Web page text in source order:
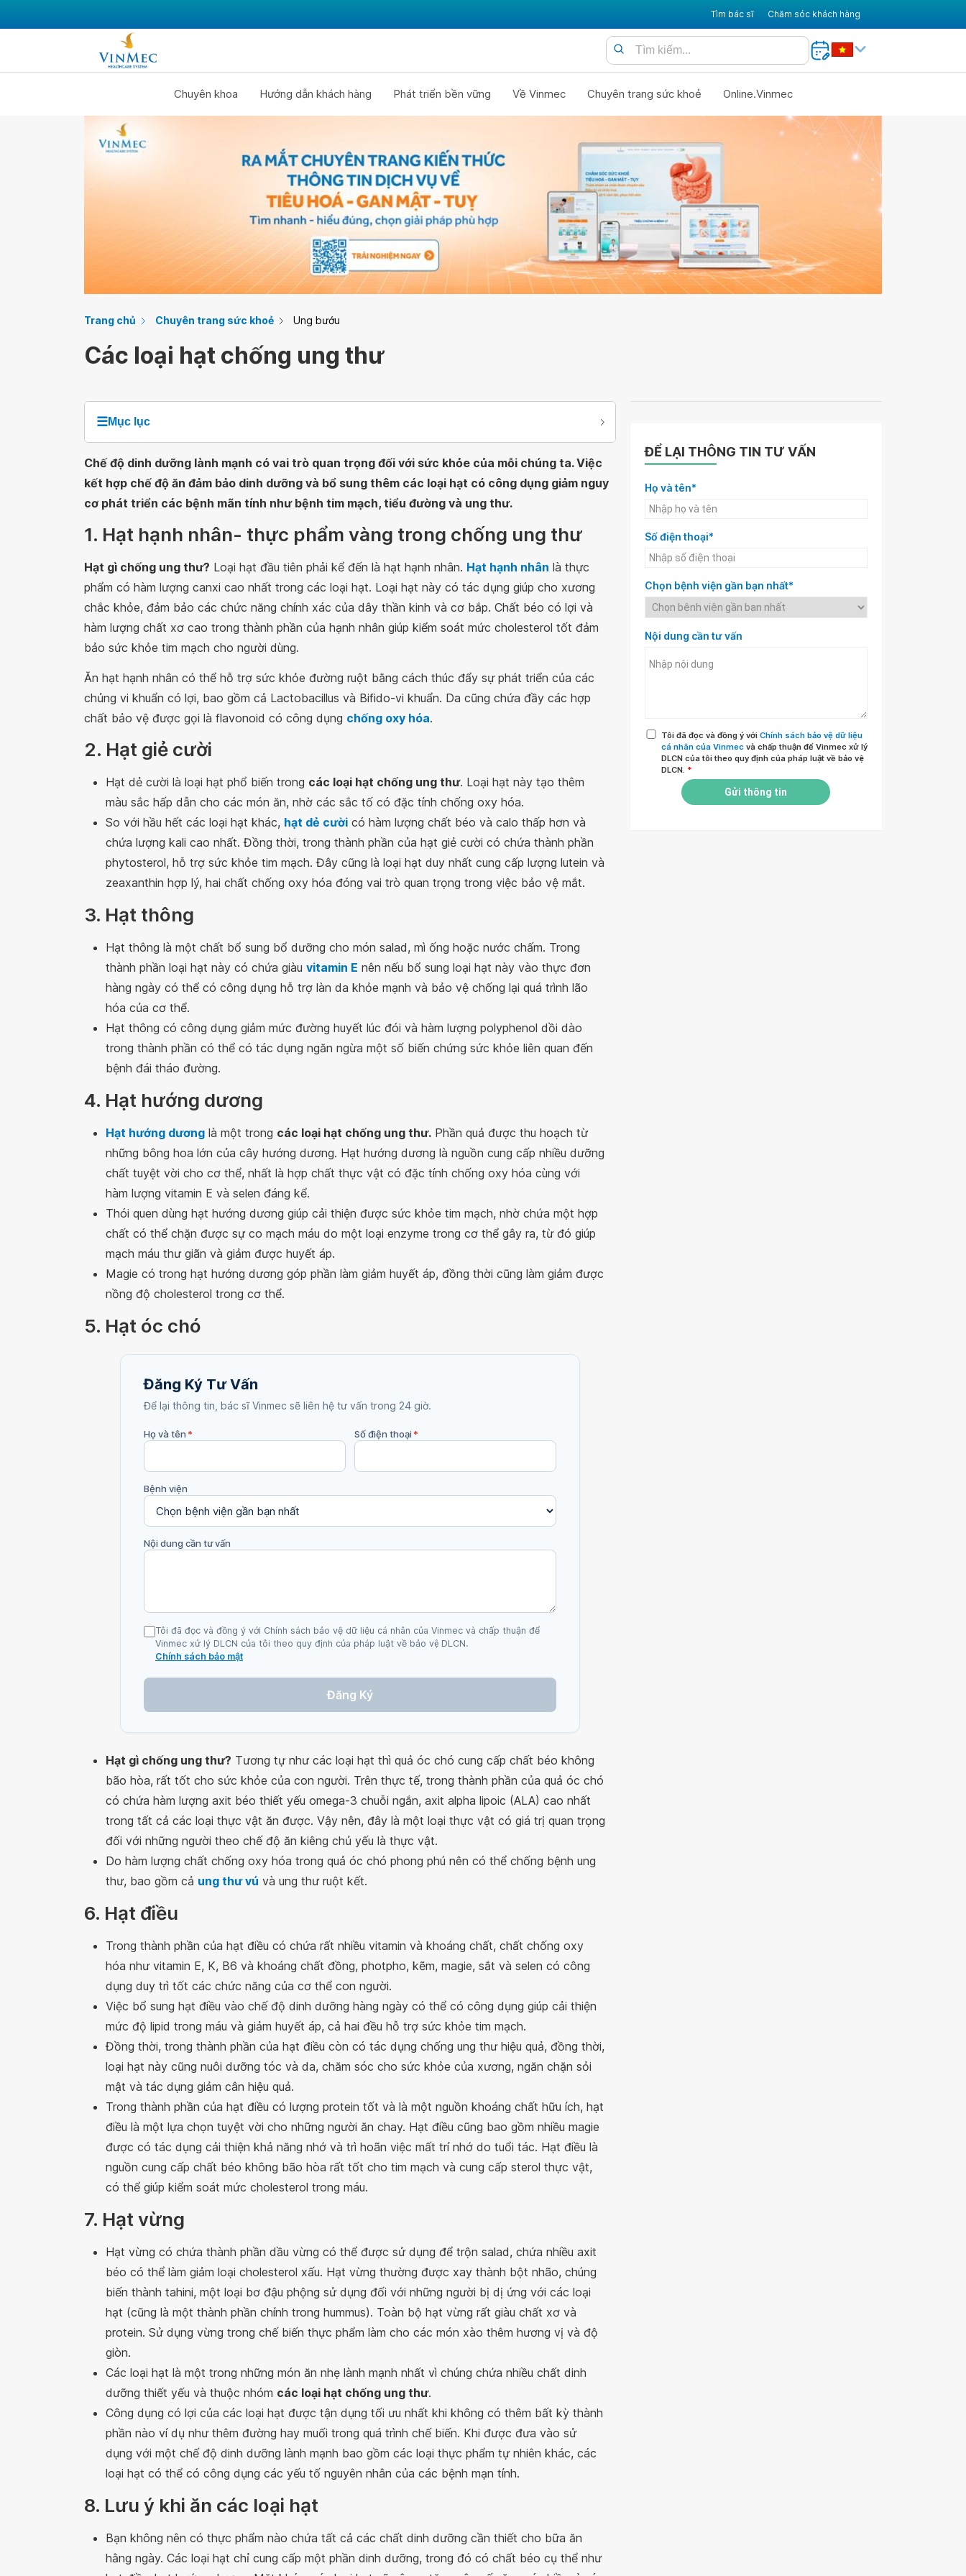
Tìm bác sĩ Chăm sóc khách hàng
Chuyên khoa Hướng dẫn khách hàng Phát triển bền vững Về Vinmec Chuyên trang sức khoẻ Online.Vinmec
Trang chủ Chuyên trang sức khoẻ Ung bướu
Các loại hạt chống ung thư
☰Mục lục
Chế độ dinh dưỡng lành mạnh có vai trò quan trọng đối với sức khỏe của mỗi chúng ta. Việc
kết hợp chế độ ăn đảm bảo dinh dưỡng và bổ sung thêm các loại hạt có công dụng giảm nguy
cơ phát triển các bệnh mãn tính như bệnh tim mạch, tiểu đường và ung thư.
1. Hạt hạnh nhân- thực phẩm vàng trong chống ung thư
Hạt gì chống ung thư? Loại hạt đầu tiên phải kể đến là hạt hạnh nhân. Hạt hạnh nhân là thực
phẩm có hàm lượng canxi cao nhất trong các loại hạt. Loại hạt này có tác dụng giúp cho xương
chắc khỏe, đảm bảo các chức năng chính xác của dây thần kinh và cơ bắp. Chất béo có lợi và
hàm lượng chất xơ cao trong thành phần của hạnh nhân giúp kiểm soát mức cholesterol tốt đảm
bảo sức khỏe tim mạch cho người dùng.
Ăn hạt hạnh nhân có thể hỗ trợ sức khỏe đường ruột bằng cách thúc đẩy sự phát triển của các
chủng vi khuẩn có lợi, bao gồm cả Lactobacillus và Bifido-vi khuẩn. Da cũng chứa đầy các hợp
chất bảo vệ được gọi là flavonoid có công dụng chống oxy hóa.
2. Hạt giẻ cười
Hạt dẻ cười là loại hạt phổ biến trong các loại hạt chống ung thư. Loại hạt này tạo thêm
màu sắc hấp dẫn cho các món ăn, nhờ các sắc tố có đặc tính chống oxy hóa.
So với hầu hết các loại hạt khác, hạt dẻ cười có hàm lượng chất béo và calo thấp hơn và
chứa lượng kali cao nhất. Đồng thời, trong thành phần của hạt giẻ cười có chứa thành phần
phytosterol, hỗ trợ sức khỏe tim mạch. Đây cũng là loại hạt duy nhất cung cấp lượng lutein và
zeaxanthin hợp lý, hai chất chống oxy hóa đóng vai trò quan trọng trong việc bảo vệ mắt.
3. Hạt thông
Hạt thông là một chất bổ sung bổ dưỡng cho món salad, mì ống hoặc nước chấm. Trong
thành phần loại hạt này có chứa giàu vitamin E nên nếu bổ sung loại hạt này vào thực đơn
hàng ngày có thể có công dụng hỗ trợ làn da khỏe mạnh và bảo vệ chống lại quá trình lão
hóa của cơ thể.
Hạt thông có công dụng giảm mức đường huyết lúc đói và hàm lượng polyphenol dồi dào
trong thành phần có thể có tác dụng ngăn ngừa một số biến chứng sức khỏe liên quan đến
bệnh đái tháo đường.
4. Hạt hướng dương
Hạt hướng dương là một trong các loại hạt chống ung thư. Phần quả được thu hoạch từ
những bông hoa lớn của cây hướng dương. Hạt hướng dương là nguồn cung cấp nhiều dưỡng
chất tuyệt vời cho cơ thể, nhất là hợp chất thực vật có đặc tính chống oxy hóa cùng với
hàm lượng vitamin E và selen đáng kể.
Thói quen dùng hạt hướng dương giúp cải thiện được sức khỏe tim mạch, nhờ chứa một hợp
chất có thể chặn được sự co mạch máu do một loại enzyme trong cơ thể gây ra, từ đó giúp
mạch máu thư giãn và giảm được huyết áp.
Magie có trong hạt hướng dương góp phần làm giảm huyết áp, đồng thời cũng làm giảm được
nồng độ cholesterol trong cơ thể.
5. Hạt óc chó
Đăng Ký Tư Vấn
Để lại thông tin, bác sĩ Vinmec sẽ liên hệ tư vấn trong 24 giờ.
Họ và tên* Số điện thoại*
Bệnh viện
Nội dung cần tư vấn
Tôi đã đọc và đồng ý với Chính sách bảo vệ dữ liệu cá nhân của Vinmec và chấp thuận để
Vinmec xử lý DLCN của tôi theo quy định của pháp luật về bảo vệ DLCN.
Chính sách bảo mật
Đăng Ký
Hạt gì chống ung thư? Tương tự như các loại hạt thì quả óc chó cung cấp chất béo không
bão hòa, rất tốt cho sức khỏe của con người. Trên thực tế, trong thành phần của quả óc chó
có chứa hàm lượng axit béo thiết yếu omega-3 chuỗi ngắn, axit alpha lipoic (ALA) cao nhất
trong tất cả các loại thực vật ăn được. Vậy nên, đây là một loại thực vật có giá trị quan trọng
đối với những người theo chế độ ăn kiêng chủ yếu là thực vật.
Do hàm lượng chất chống oxy hóa trong quả óc chó phong phú nên có thể chống bệnh ung
thư, bao gồm cả ung thư vú và ung thư ruột kết.
6. Hạt điều
Trong thành phần của hạt điều có chứa rất nhiều vitamin và khoáng chất, chất chống oxy
hóa như vitamin E, K, B6 và khoáng chất đồng, photpho, kẽm, magie, sắt và selen có công
dụng duy trì tốt các chức năng của cơ thể con người.
Việc bổ sung hạt điều vào chế độ dinh dưỡng hàng ngày có thể có công dụng giúp cải thiện
mức độ lipid trong máu và giảm huyết áp, cả hai đều hỗ trợ sức khỏe tim mạch.
Đồng thời, trong thành phần của hạt điều còn có tác dụng chống ung thư hiệu quả, đồng thời,
loại hạt này cũng nuôi dưỡng tóc và da, chăm sóc cho sức khỏe của xương, ngăn chặn sỏi
mật và tác dụng giảm cân hiệu quả.
Trong thành phần của hạt điều có lượng protein tốt và là một nguồn khoáng chất hữu ích, hạt
điều là một lựa chọn tuyệt vời cho những người ăn chay. Hạt điều cũng bao gồm nhiều magie
được có tác dụng cải thiện khả năng nhớ và trì hoãn việc mất trí nhớ do tuổi tác. Hạt điều là
nguồn cung cấp chất béo không bão hòa rất tốt cho tim mạch và cung cấp sterol thực vật,
có thể giúp kiểm soát mức cholesterol trong máu.
7. Hạt vừng
Hạt vừng có chứa thành phần dầu vừng có thể được sử dụng để trộn salad, chứa nhiều axit
béo có thể làm giảm loại cholesterol xấu. Hạt vừng thường được xay thành bột nhão, chúng
biến thành tahini, một loại bơ đậu phộng sử dụng đối với những người bị dị ứng với các loại
hạt (cũng là một thành phần chính trong hummus). Toàn bộ hạt vừng rất giàu chất xơ và
protein. Sử dụng vừng trong chế biến thực phẩm làm cho các món xào thêm hương vị và độ
giòn.
Các loại hạt là một trong những món ăn nhẹ lành mạnh nhất vì chúng chứa nhiều chất dinh
dưỡng thiết yếu và thuộc nhóm các loại hạt chống ung thư.
Công dụng có lợi của các loại hạt được tận dụng tối ưu nhất khi không có thêm bất kỳ thành
phần nào ví dụ như thêm đường hay muối trong quá trình chế biến. Khi được đưa vào sử
dụng với một chế độ dinh dưỡng lành mạnh bao gồm các loại thực phẩm tự nhiên khác, các
loại hạt có thể có công dụng các yếu tố nguyên nhân của các bệnh mạn tính.
8. Lưu ý khi ăn các loại hạt
Bạn không nên có thực phẩm nào chứa tất cả các chất dinh dưỡng cần thiết cho bữa ăn
hằng ngày. Các loại hạt chỉ cung cấp một phần dinh dưỡng, trong đó có chất béo cụ thể như
ĐỂ LẠI THÔNG TIN TƯ VẤN
Họ và tên*
Số điện thoại*
Chọn bệnh viện gần bạn nhất*
Nội dung cần tư vấn
Tôi đã đọc và đồng ý với Chính sách bảo vệ dữ liệu
cá nhân của Vinmec và chấp thuận để Vinmec xử lý
DLCN của tôi theo quy định của pháp luật về bảo vệ
DLCN. *
Gửi thông tin